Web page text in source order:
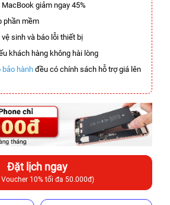
giảm ngay 45%
phần mềm
sinh và báo lỗi thiết bị
khách hàng không hài lòng
bảo hànhđều có chính sách hỗ trợ giá lên
Đặt lịch ngay
Voucher 10% tối đa 50.000đ)